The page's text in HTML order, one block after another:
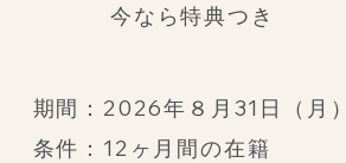
今なら特典つき
期間：2026年８月31日（月
条件：12ヶ月間の在籍